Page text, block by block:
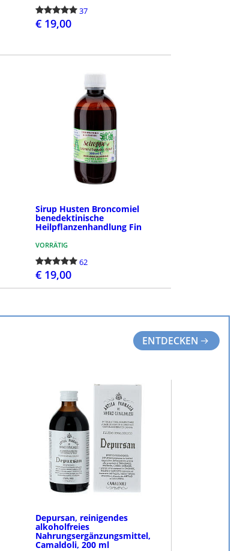
37
€ 19,00
Sirup Husten Broncomiel
benedektinische
Heilpflanzenhandlung Fin
VORRÄTIG
62
€ 19,00
ENTDECKEN
Depursan, reinigendes
alkoholfreies
Nahrungsergänzungsmittel,
Camaldoli, 200 ml